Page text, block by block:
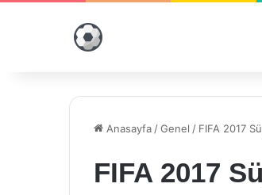
Anasayfa /Genel / FIFA 2017
FIFA 2017